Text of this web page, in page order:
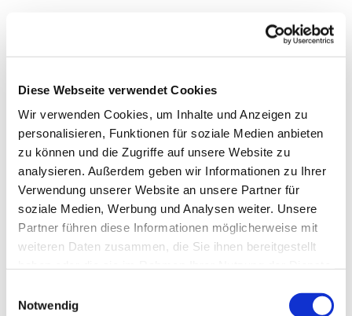
Diese Webseite verwendet Cookies
Wir verwenden Cookies, um Inhalte und Anzeigen zu
personalisieren, Funktionen für soziale Medien anbieten
zu können und die Zugriffe auf unsere Website zu
analysieren. Außerdem geben wir Informationen zu Ihrer
Verwendung unserer Website an unsere Partner für
soziale Medien, Werbung und Analysen weiter. Unsere
Partner führen diese Informationen möglicherweise mit
weiteren Daten zusammen, die Sie ihnen bereitgestellt
Notwendig